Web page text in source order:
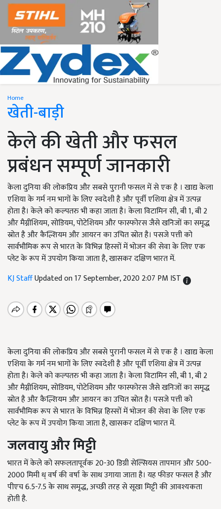
Home
खेती-बाड़ी
केले की खेती और फसल
प्रबंधन सम्पूर्ण जानकारी
केला दुनिया की लोकप्रिय और सबसे पुरानी फसल में से एक है । खाद्य केला
एशिया के गर्म नम भागों के लिए स्वदेशी है और पूर्वी एशिया क्षेत्र में उत्पन्न
होता है। केले को कल्पतरु भी कहा जाता है। केला विटामिन सी, बी 1, बी 2
और मैग्नीशियम, सोडियम, पोटेशियम और फास्फोरस जैसे खनिजों का समृद्ध
स्रोत है और कैल्शियम और आयरन का उचित स्रोत है। पसजे पत्ती को
सार्वभौमिक रूप से भारत के विभिन्न हिस्सों में भोजन की सेवा के लिए एक
प्लेट के रूप में उपयोग किया जाता है, खासकर दक्षिण भारत में.
KJ StaffUpdated on 17 September, 2020 2:07 PM IST
केला दुनिया की लोकप्रिय और सबसे पुरानी फसल में से एक है । खाद्य केला
एशिया के गर्म नम भागों के लिए स्वदेशी है और पूर्वी एशिया क्षेत्र में उत्पन्न
होता है। केले को कल्पतरु भी कहा जाता है। केला विटामिन सी, बी 1, बी 2
और मैग्नीशियम, सोडियम, पोटेशियम और फास्फोरस जैसे खनिजों का समृद्ध
स्रोत है और कैल्शियम और आयरन का उचित स्रोत है। पसजे पत्ती को
सार्वभौमिक रूप से भारत के विभिन्न हिस्सों में भोजन की सेवा के लिए एक
प्लेट के रूप में उपयोग किया जाता है, खासकर दक्षिण भारत में.
जलवायु और मिट्टी
भारत में केले को सफलतापूर्वक 20-30 डिग्री सेल्सियस तापमान और 500-
2000 मिमी ध् वर्ष की वर्षा के साथ उगाया जाता है। यह फीडर फसल है और
पीएच 6.5-7.5 के साथ समृद्ध, अच्छी तरह से सूखा मिट्टी की आवश्यकता
होती है.